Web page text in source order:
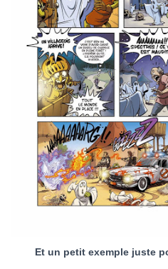
Et un petit exemple juste